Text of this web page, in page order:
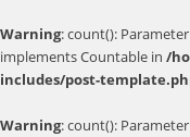
Warning: count():
implements Countable in /
includes/post-
Warning: count():